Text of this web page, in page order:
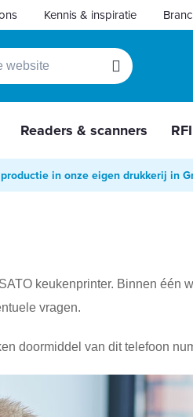
Kennis & inspiratie
Zoek
Readers & scanners
in onze eigen drukkerij in
keukenprinter. Binnen één
vragen.
doormiddel van dit telefoon